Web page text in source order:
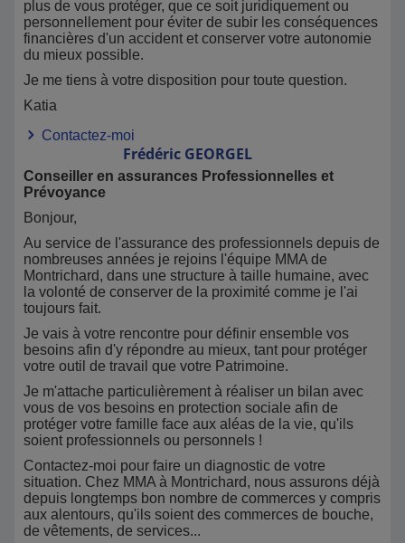
plus de vous protéger, que ce soit juridiquement ou
personnellement pour éviter de subir les conséquences
financières d'un accident et conserver votre autonomie
du mieux possible.
Je me tiens à votre disposition pour toute question.
Katia
Contactez-moi
Frédéric GEORGEL
Conseiller en assurances Professionnelles et
Prévoyance
Bonjour,
Au service de l'assurance des professionnels depuis de
nombreuses années je rejoins l'équipe MMA de
Montrichard, dans une structure à taille humaine, avec
la volonté de conserver de la proximité comme je l'ai
toujours fait.
Je vais à votre rencontre pour définir ensemble vos
besoins afin d'y répondre au mieux, tant pour protéger
votre outil de travail que votre Patrimoine.
Je m'attache particulièrement à réaliser un bilan avec
vous de vos besoins en protection sociale afin de
protéger votre famille face aux aléas de la vie, qu'ils
soient professionnels ou personnels !
Contactez-moi pour faire un diagnostic de votre
situation. Chez MMA à Montrichard, nous assurons déjà
depuis longtemps bon nombre de commerces y compris
aux alentours, qu'ils soient des commerces de bouche,
de vêtements, de services...